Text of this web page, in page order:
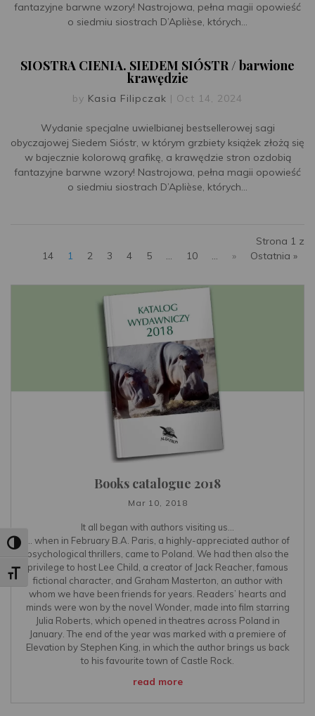
Toggle High Contrast
Toggle Font size
fantazyjne barwne wzory! Nastrojowa, pełna magii opowieść
o siedmiu siostrach D’Aplièse, których...
SIOSTRA CIENIA. SIEDEM SIÓSTR / barwione
krawędzie
by Kasia Filipczak | Oct 14, 2024
Wydanie specjalne uwielbianej bestsellerowej sagi
obyczajowej Siedem Sióstr, w którym grzbiety książek złożą się
w bajecznie kolorową grafikę, a krawędzie stron ozdobią
fantazyjne barwne wzory! Nastrojowa, pełna magii opowieść
o siedmiu siostrach D’Aplièse, których...
Strona 1 z
14
1 2 3 4 5 ... 10 ... » Ostatnia »
Books catalogue 2018
Mar 10, 2018
It all began with authors visiting us…
… when in February B.A. Paris, a highly-appreciated author of
psychological thrillers, came to Poland. We had then also the
privilege to host Lee Child, a creator of Jack Reacher, famous
fictional character, and Graham Masterton, an author with
whom we have been friends for years. Readers’ hearts and
minds were won by the novel Wonder, made into film starring
Julia Roberts, which opened in theatres across Poland in
January. The end of the year was marked with a premiere of
Elevation by Stephen King, in which the author brings us back
to his favourite town of Castle Rock.
read more